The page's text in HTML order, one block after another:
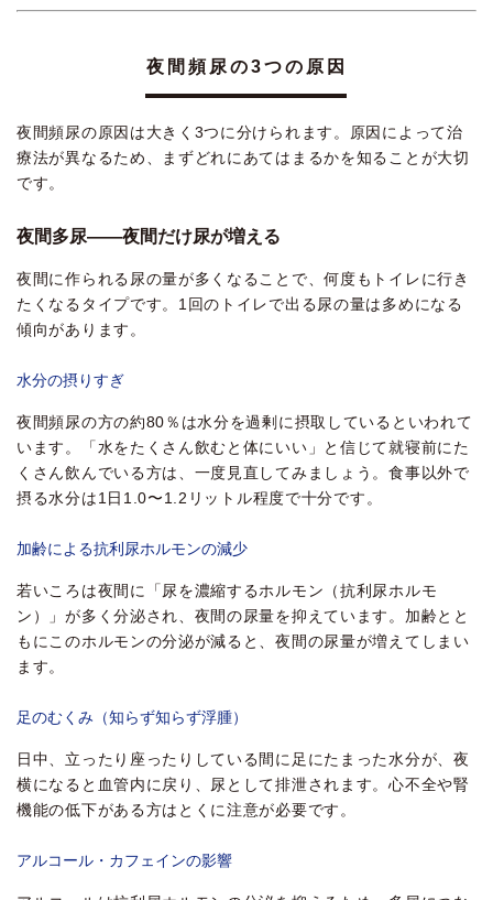
夜間頻尿の3つの原因
夜間頻尿の原因は大きく3つに分けられます。原因によって治
療法が異なるため、まずどれにあてはまるかを知ることが大切
です。
夜間多尿――夜間だけ尿が増える
夜間に作られる尿の量が多くなることで、何度もトイレに行き
たくなるタイプです。1回のトイレで出る尿の量は多めになる
傾向があります。
水分の摂りすぎ
夜間頻尿の方の約80％は水分を過剰に摂取しているといわれて
います。「水をたくさん飲むと体にいい」と信じて就寝前にた
くさん飲んでいる方は、一度見直してみましょう。食事以外で
摂る水分は1日1.0〜1.2リットル程度で十分です。
加齢による抗利尿ホルモンの減少
若いころは夜間に「尿を濃縮するホルモン（抗利尿ホルモ
ン）」が多く分泌され、夜間の尿量を抑えています。加齢とと
もにこのホルモンの分泌が減ると、夜間の尿量が増えてしまい
ます。
足のむくみ（知らず知らず浮腫）
日中、立ったり座ったりしている間に足にたまった水分が、夜
横になると血管内に戻り、尿として排泄されます。心不全や腎
機能の低下がある方はとくに注意が必要です。
アルコール・カフェインの影響